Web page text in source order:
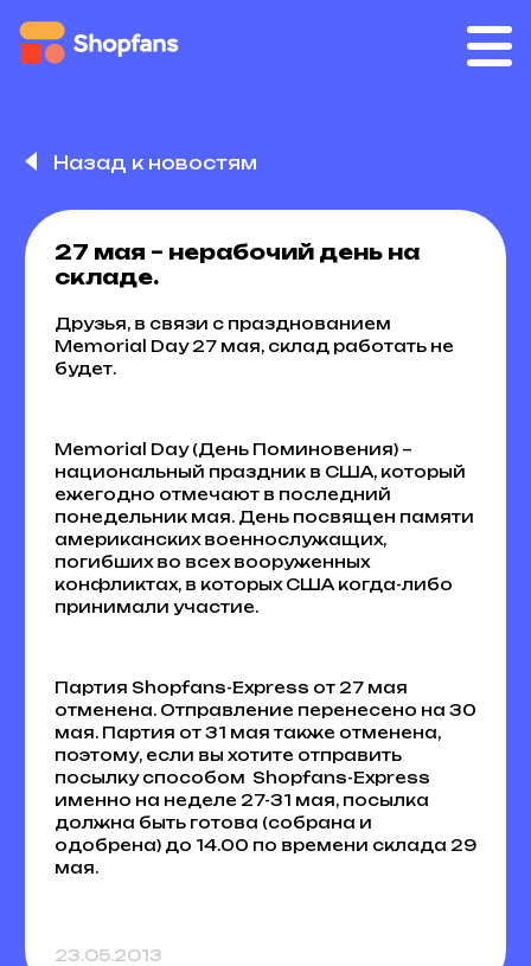
Назад к новостям
27 мая – нерабочий день на
складе.
Друзья, в связи с празднованием
Memorial Day 27 мая, склад работать не
будет.
Memorial Day (День Поминовения) –
национальный праздник в США, который
ежегодно отмечают в последний
понедельник мая. День посвящен памяти
американских военнослужащих,
погибших во всех вооруженных
конфликтах, в которых США когда-либо
принимали участие.
Партия Shopfans-Express от 27 мая
отменена. Отправление перенесено на 30
мая. Партия от 31 мая также отменена,
поэтому, если вы хотите отправить
посылку способом Shopfans-Express
именно на неделе 27-31 мая, посылка
должна быть готова (собрана и
одобрена) до 14.00 по времени склада 29
мая.
23.05.2013